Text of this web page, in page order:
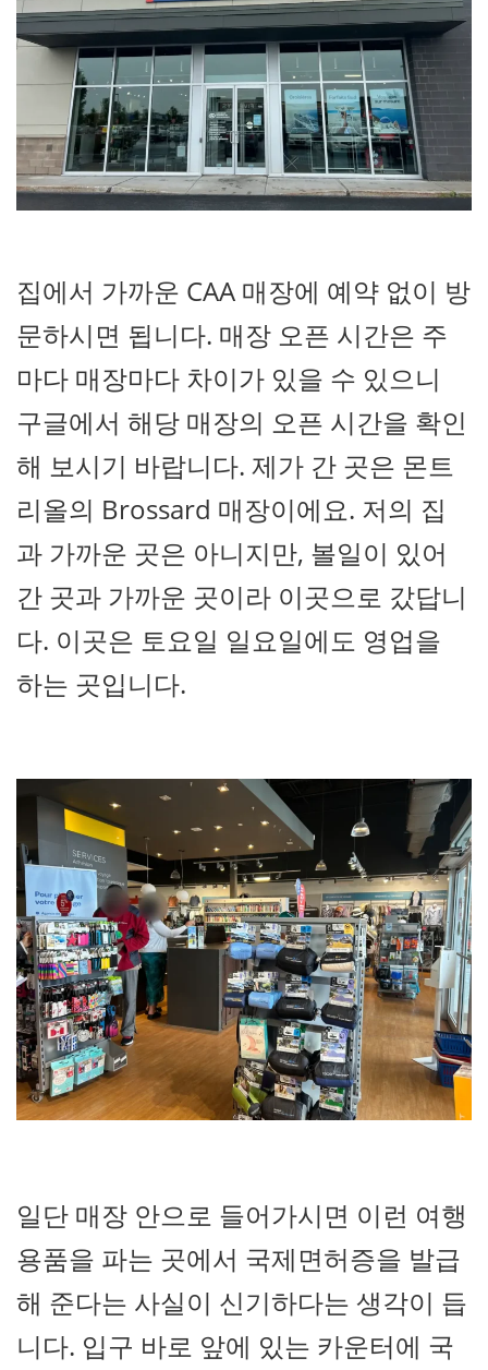
집에서 가까운 CAA 매장에 예약 없이 방
문하시면 됩니다. 매장 오픈 시간은 주
마다 매장마다 차이가 있을 수 있으니
구글에서 해당 매장의 오픈 시간을 확인
해 보시기 바랍니다. 제가 간 곳은 몬트
리올의 Brossard 매장이에요. 저의 집
과 가까운 곳은 아니지만, 볼일이 있어
간 곳과 가까운 곳이라 이곳으로 갔답니
다. 이곳은 토요일 일요일에도 영업을
하는 곳입니다.
일단 매장 안으로 들어가시면 이런 여행
용품을 파는 곳에서 국제면허증을 발급
해 준다는 사실이 신기하다는 생각이 듭
니다. 입구 바로 앞에 있는 카운터에 국